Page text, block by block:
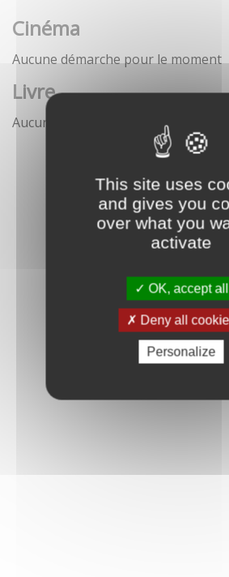
This site uses
and gives you
over what you
activate
OK, accept all
Deny all
Personalize
Cinéma
Aucune démarche pour le moment
Livre
Aucune démarche pour le moment